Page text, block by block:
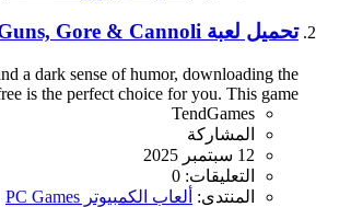
تحميل لعبة Guns, Gore & Cannoli للكمبيوتر مجانا اخر اصدار
a dark sense of humor, downloading the
is the perfect choice for you. This game...
TendGames
المشاركة
12 سبتمبر 2025
التعليقات: 0
المنتدى: ألعاب الكمبيوتر PC Games